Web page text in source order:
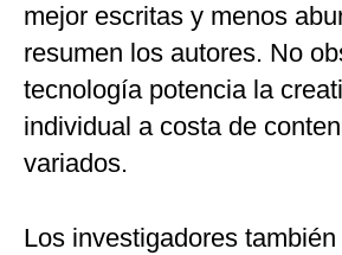
mejor escritas y menos
resumen los autores. No
tecnología potencia la
individual a costa de
variados.
Los investigadores